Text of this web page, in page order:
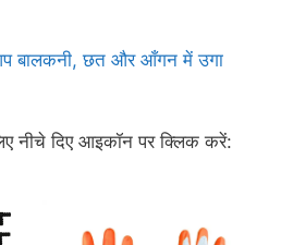
बालकनी, छत और आँगन में उगा
नीचे दिए आइकॉन पर क्लिक करें: